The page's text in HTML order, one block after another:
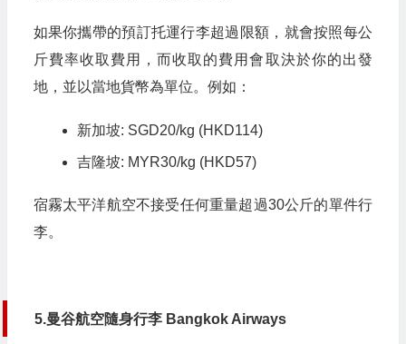
如果你攜帶的預訂托運行李超過限額，就會按照每公
斤費率收取費用，而收取的費用會取決於你的出發
地，並以當地貨幣為單位。例如：
新加坡: SGD20/kg (HKD114)
吉隆坡: MYR30/kg (HKD57)
宿霧太平洋航空不接受任何重量超過30公斤的單件行
李。
5.曼谷航空隨身行李 Bangkok Airways